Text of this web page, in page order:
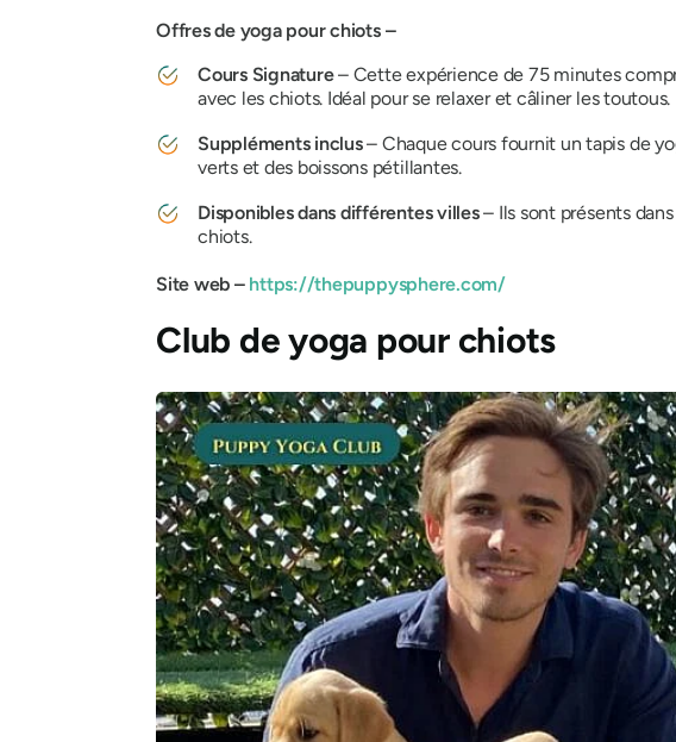
Offres de yoga pour chiots –
Cours Signature– Cette expérience de 75 minutes
avec les chiots. Idéal pour se relaxer et câliner les toutous.
Suppléments inclus– Chaque cours fournit un tapis de
verts et des boissons pétillantes.
Disponibles dans différentes villes– Ils sont présents
chiots.
Site web –https://thepuppysphere.com/
Club de yoga pour chiots